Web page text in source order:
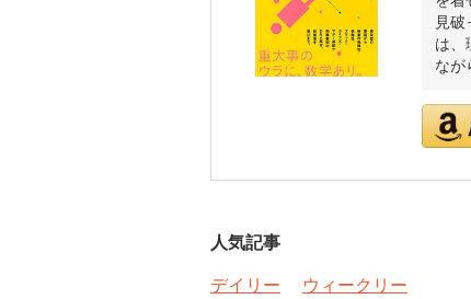
見
は、
なが
人気記事
デイリー
ウィークリー